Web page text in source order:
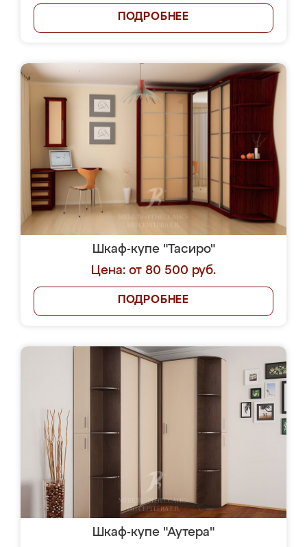
ПОДРОБНЕЕ
Шкаф-купе "Тасиро"
Цена: от 80 500 руб.
ПОДРОБНЕЕ
Шкаф-купе "Аутера"